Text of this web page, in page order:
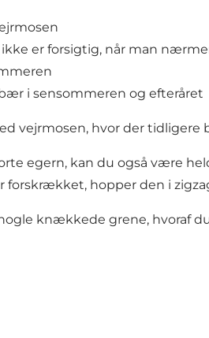
er forsigtig, når man
i sensommeren og efteråret
vejrmosen, hvor der
egern, kan du også være
forskrækket, hopper den i
knækkede grene, hvoraf